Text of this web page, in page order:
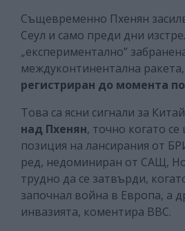
Същевременно Пхенян
Сеул и само преди дни
„експериментално”
междуконтинентална ракета,
регистриран до момента
Това са ясни сигнали за
над Пхенян, точно когато
позиция на лансирания от
ред, недоминиран от САЩ,
трудно да се затвърди,
започнал война в Европа, а
инвазията, коментира ВВС.